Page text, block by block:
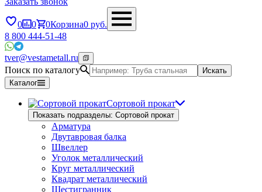
0 0 0Корзина0 руб.
8 800 444-51-48
tver@vestametall.ru
Поиск по каталогу
Искать
Каталог
Сортовой прокат
Показать подразделы: Сортовой прокат
Арматура
Двутавровая балка
Швеллер
Уголок металлический
Круг металлический
Квадрат металлический
Шестигранник